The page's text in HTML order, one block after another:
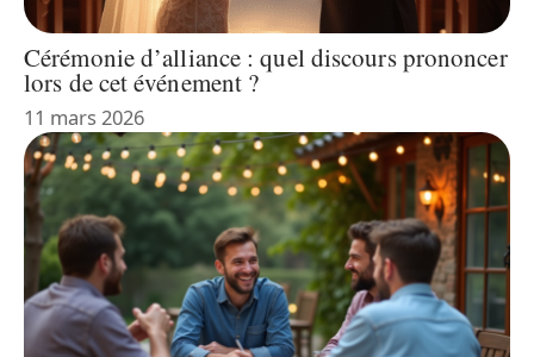
Cérémonie d’alliance : quel discours prononcer
lors de cet événement ?
11 mars 2026